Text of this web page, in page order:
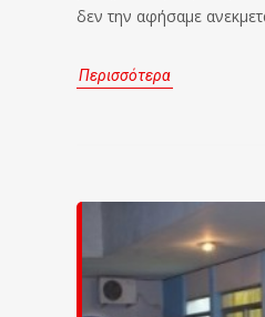
δεν την αφήσαμε
Περισσότερα